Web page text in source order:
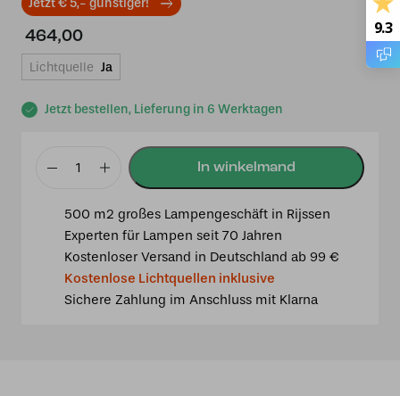
Jetzt € 5,- günstiger!
Jetzt bestellen, Lieferung in 6 Werktagen
464,00
Lichtquelle Ja
Tiffany
Flow
Souplesse
small
500 m2 großes Lampengeschäft in Rijssen
Experten für Lampen seit 70 Jahren
Kostenloser Versand in Deutschland ab 99 €
Kostenlose Lichtquellen inklusive
Sichere Zahlung im Anschluss mit Klarna
9.3